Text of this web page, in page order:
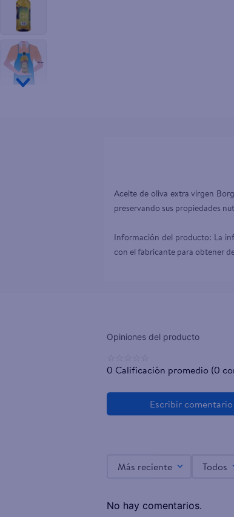
Aceite de oliva extra virgen
preservando sus propiedades
Información del producto: La
con el fabricante para obtener
0 Calificación promedio (0
Más reciente Todos
No hay comentarios.